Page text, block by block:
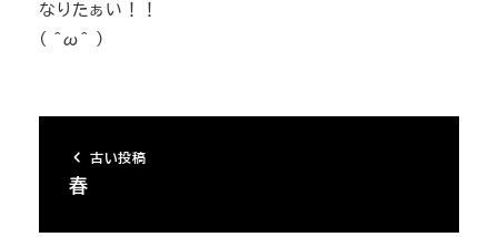
なりたぁい！！
( ^ω^ )
古い投稿
春